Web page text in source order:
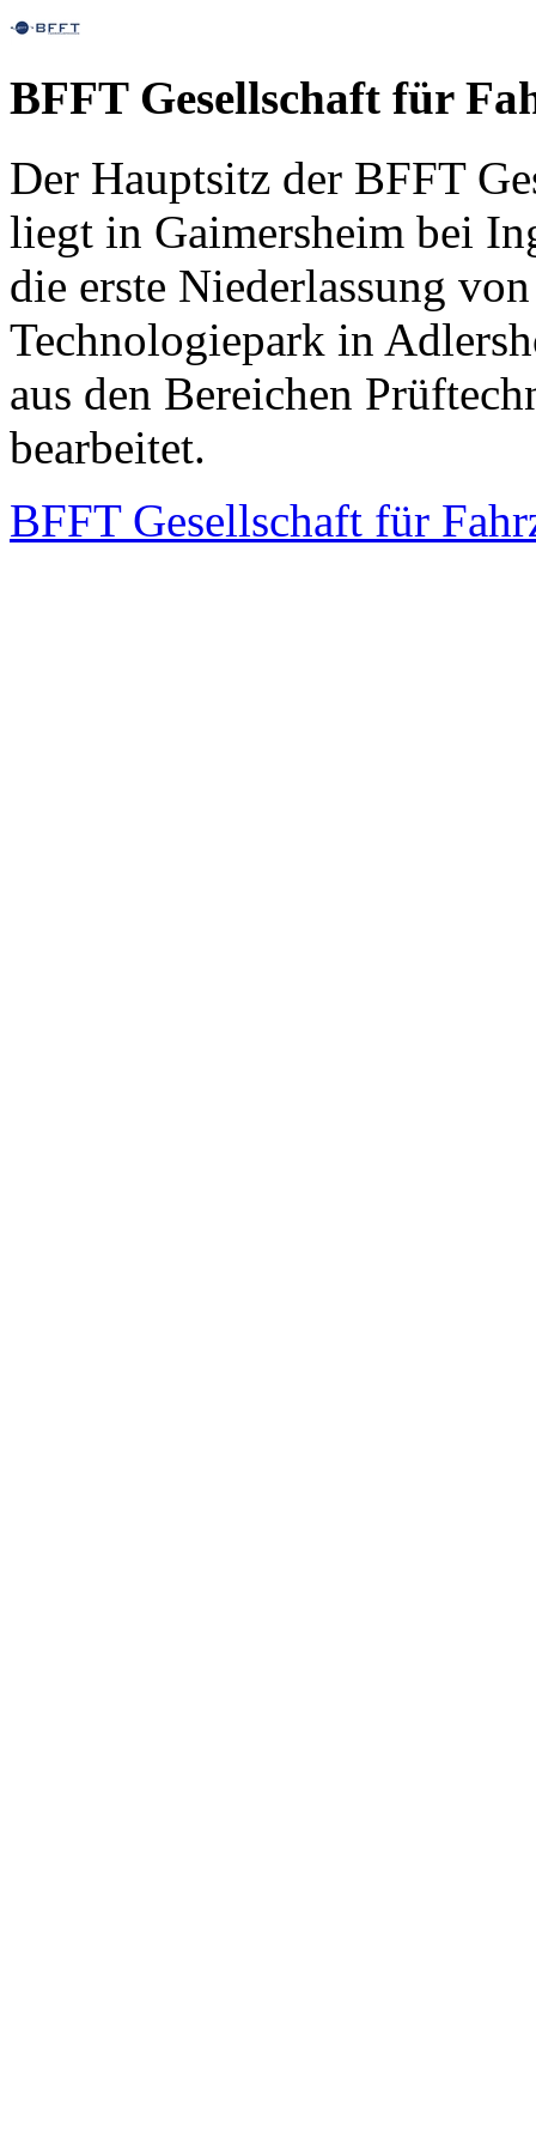
BFFT Gesellschaft für
Der Hauptsitz der BFFT
liegt in Gaimersheim bei
die erste Niederlassung
Technologiepark in
aus den Bereichen
bearbeitet.
BFFT Gesellschaft für